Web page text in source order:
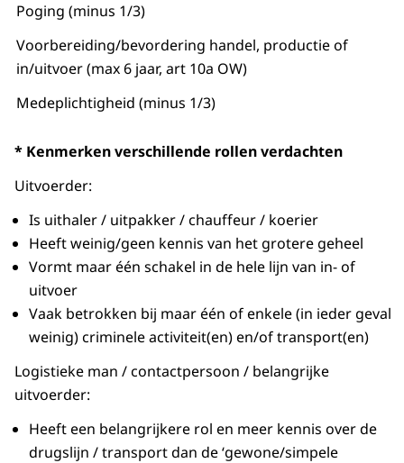
Poging (minus 1/3)
Voorbereiding/bevordering handel, productie of
in/uitvoer (max 6 jaar, art 10a OW)
Medeplichtigheid (minus 1/3)
* Kenmerken verschillende rollen verdachten
Uitvoerder:
Is uithaler / uitpakker / chauffeur / koerier
Heeft weinig/geen kennis van het grotere geheel
Vormt maar één schakel in de hele lijn van in- of
uitvoer
Vaak betrokken bij maar één of enkele (in ieder geval
weinig) criminele activiteit(en) en/of transport(en)
Logistieke man / contactpersoon / belangrijke
uitvoerder:
Heeft een belangrijkere rol en meer kennis over de
drugslijn / transport dan de ‘gewone/simpele